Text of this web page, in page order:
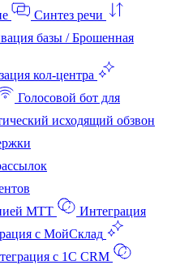
Синтез речи
базы / Брошенная
кол‑центра
Голосовой бот для
исходящий обзвон
МТТ
Интеграция
с МойСклад
с 1C CRM